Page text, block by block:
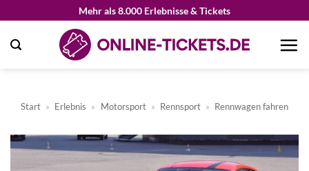
springen
Mehr als 8.000 Erlebnisse & Tickets
Start » Erlebnis » Motorsport » Rennsport » Rennwagen fahren